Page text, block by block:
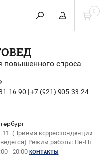
0
повышенного спроса
16-90 | +7 (921) 905-33-24
11. (Приема корреспонденции
Режим работы: Пн-Пт
- 20:00 КОНТАКТЫ